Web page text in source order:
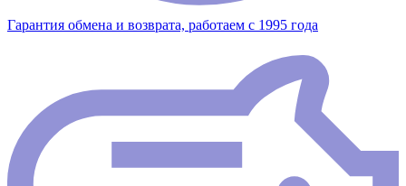
Гарантия обмена и возврата, работаем с 1995 года